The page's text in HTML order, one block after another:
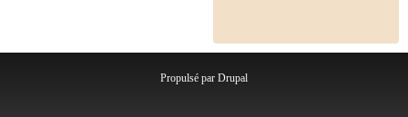
Propulsé par Drupal